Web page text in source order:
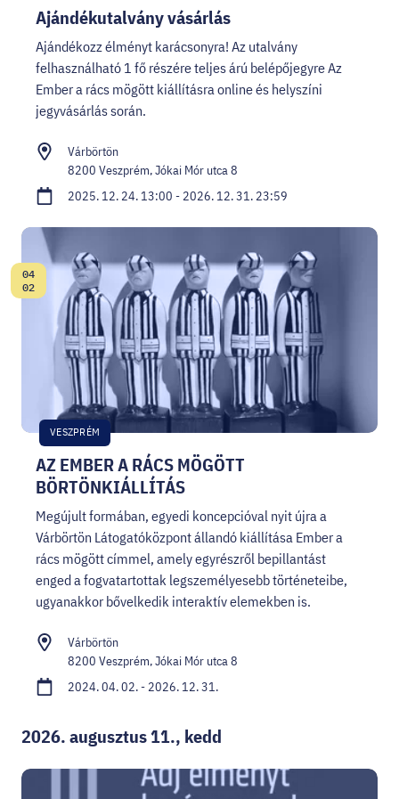
Ajándékutalvány vásárlás
Ajándékozz élményt karácsonyra! Az utalvány
felhasználható 1 fő részére teljes árú belépőjegyre Az
Ember a rács mögött kiállításra online és helyszíni
jegyvásárlás során.
Várbörtön
8200 Veszprém, Jókai Mór utca 8
2025. 12. 24. 13:00 - 2026. 12. 31. 23:59
AZ EMBER A RÁCS MÖGÖTT
BÖRTÖNKIÁLLÍTÁS
VESZPRÉM
Dátum:
04
02
Megújult formában, egyedi koncepcióval nyit újra a
Várbörtön Látogatóközpont állandó kiállítása Ember a
rács mögött címmel, amely egyrészről bepillantást
enged a fogvatartottak legszemélyesebb történeteibe,
ugyanakkor bővelkedik interaktív elemekben is.
Várbörtön
8200 Veszprém, Jókai Mór utca 8
2024. 04. 02. - 2026. 12. 31.
2026. augusztus 11., kedd